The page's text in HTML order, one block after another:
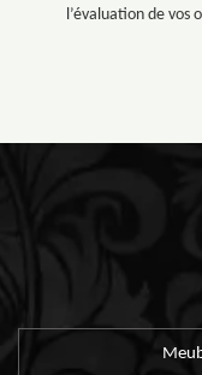
l’évaluation de vos